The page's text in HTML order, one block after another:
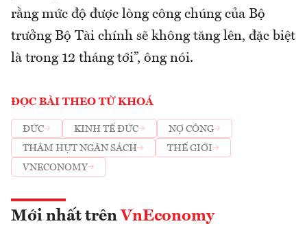
rằng mức độ được lòng công chúng của Bộ
trưởng Bộ Tài chính sẽ không tăng lên, đặc biệt
là trong 12 tháng tới”, ông nói.
ĐỌC BÀI THEO TỪ KHOÁ
ĐỨC KINH TẾ ĐỨC
NỢ CÔNG
THÂM HỤT NGÂN SÁCH
THẾ GIỚI
VNECONOMY
Mới nhất trên VnEconomy